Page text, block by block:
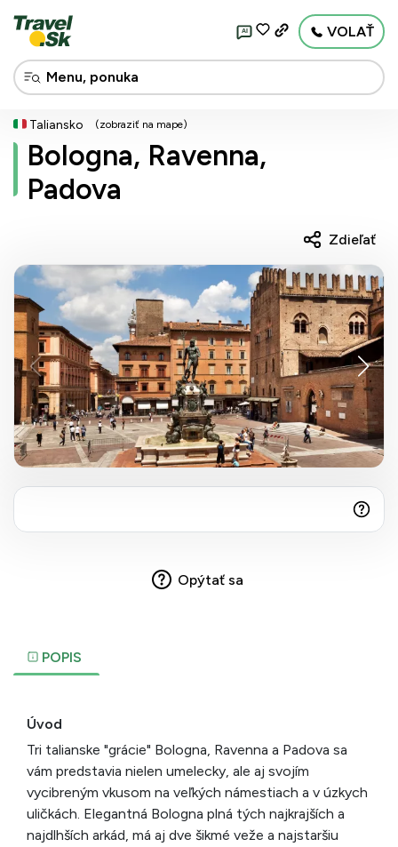
AI VOLAŤ
Taliansko (zobraziť na mape)
Bologna, Ravenna,
Padova
Zdieľať
POPIS
Úvod
Tri talianske "grácie" Bologna, Ravenna a Padova sa
vám predstavia nielen umelecky, ale aj svojím
vycibreným vkusom na veľkých námestiach a v úzkych
uličkách. Elegantná Bologna plná tých najkrajších a
najdlhších arkád, má aj dve šikmé veže a najstaršiu
Opýtať sa